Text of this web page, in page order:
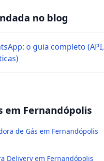
no blog
o guia completo (API,
em Fernandópolis
de Gás em Fernandópolis
Delivery em Fernandópolis